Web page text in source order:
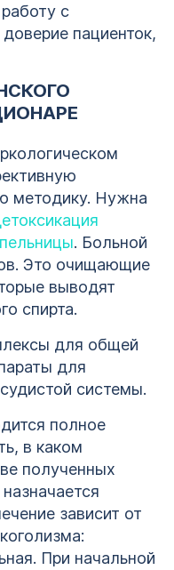
с
пациенток,
методику. Нужна
. Больной
Это очищающие
выводят
спирта.
для общей
для
системы.
полное
в каком
полученных
зависит от
При начальной